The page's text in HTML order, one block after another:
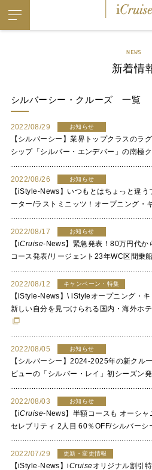
NEWS
新着情
シルバーシー・クルーズ一覧
2022/08/29 お知らせ
【シルバーシー】業界トップクラスのラ
シップ「シルバー・エンデバー」の南極
2022/08/26 お知らせ
【iStyle-News】いつもとはちょっと違
ーター/ラストミニッツ！オープニング・
2022/08/17 お知らせ
【iCruise-News】緊急発表！80万円代
コース発表/リージェント23年WC区間乗
2022/08/12 キャンペーン・特集
【iStyle-News】\ iStyleオープニング・
新しい自分を見つけられる国内・海外ホ
2022/08/05 お知らせ
【シルバーシー】2024-2025年の新クル
ビューの「シルバー・レイ」初シーズン
2022/08/03 お知らせ
【iCruise-News】半額コースも オーシ
セレブリティ 2人目 60％OFF/シルバーシ
2022/07/29 更新・変更情報
【iStyle-News】iCruiseオリジナル割引